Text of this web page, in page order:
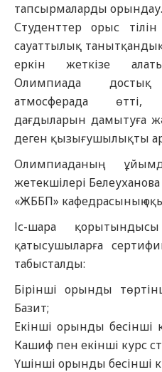
тапсырмаларды орындау.
Студенттер орыс тілін
сауаттылық
еркін жеткізе
Олимпиада
атмосферада
дағдыларын дамытуға
деген қызығушылықты
Олимпиаданың
жетекшілері
«ЖББП» кафедрасының
Іс-шара
қатысушыларға
табысталды:
Бірінші орынды
Базит;
Екінші орынды бесінші
Кашиф пен екінші курс
Үшінші орынды бесінші